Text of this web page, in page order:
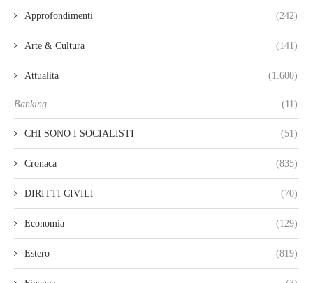
Approfondimenti (242)
Arte & Cultura (141)
Attualità (1.600)
Banking (11)
CHI SONO I SOCIALISTI (51)
Cronaca (835)
DIRITTI CIVILI (70)
Economia (129)
Estero (819)